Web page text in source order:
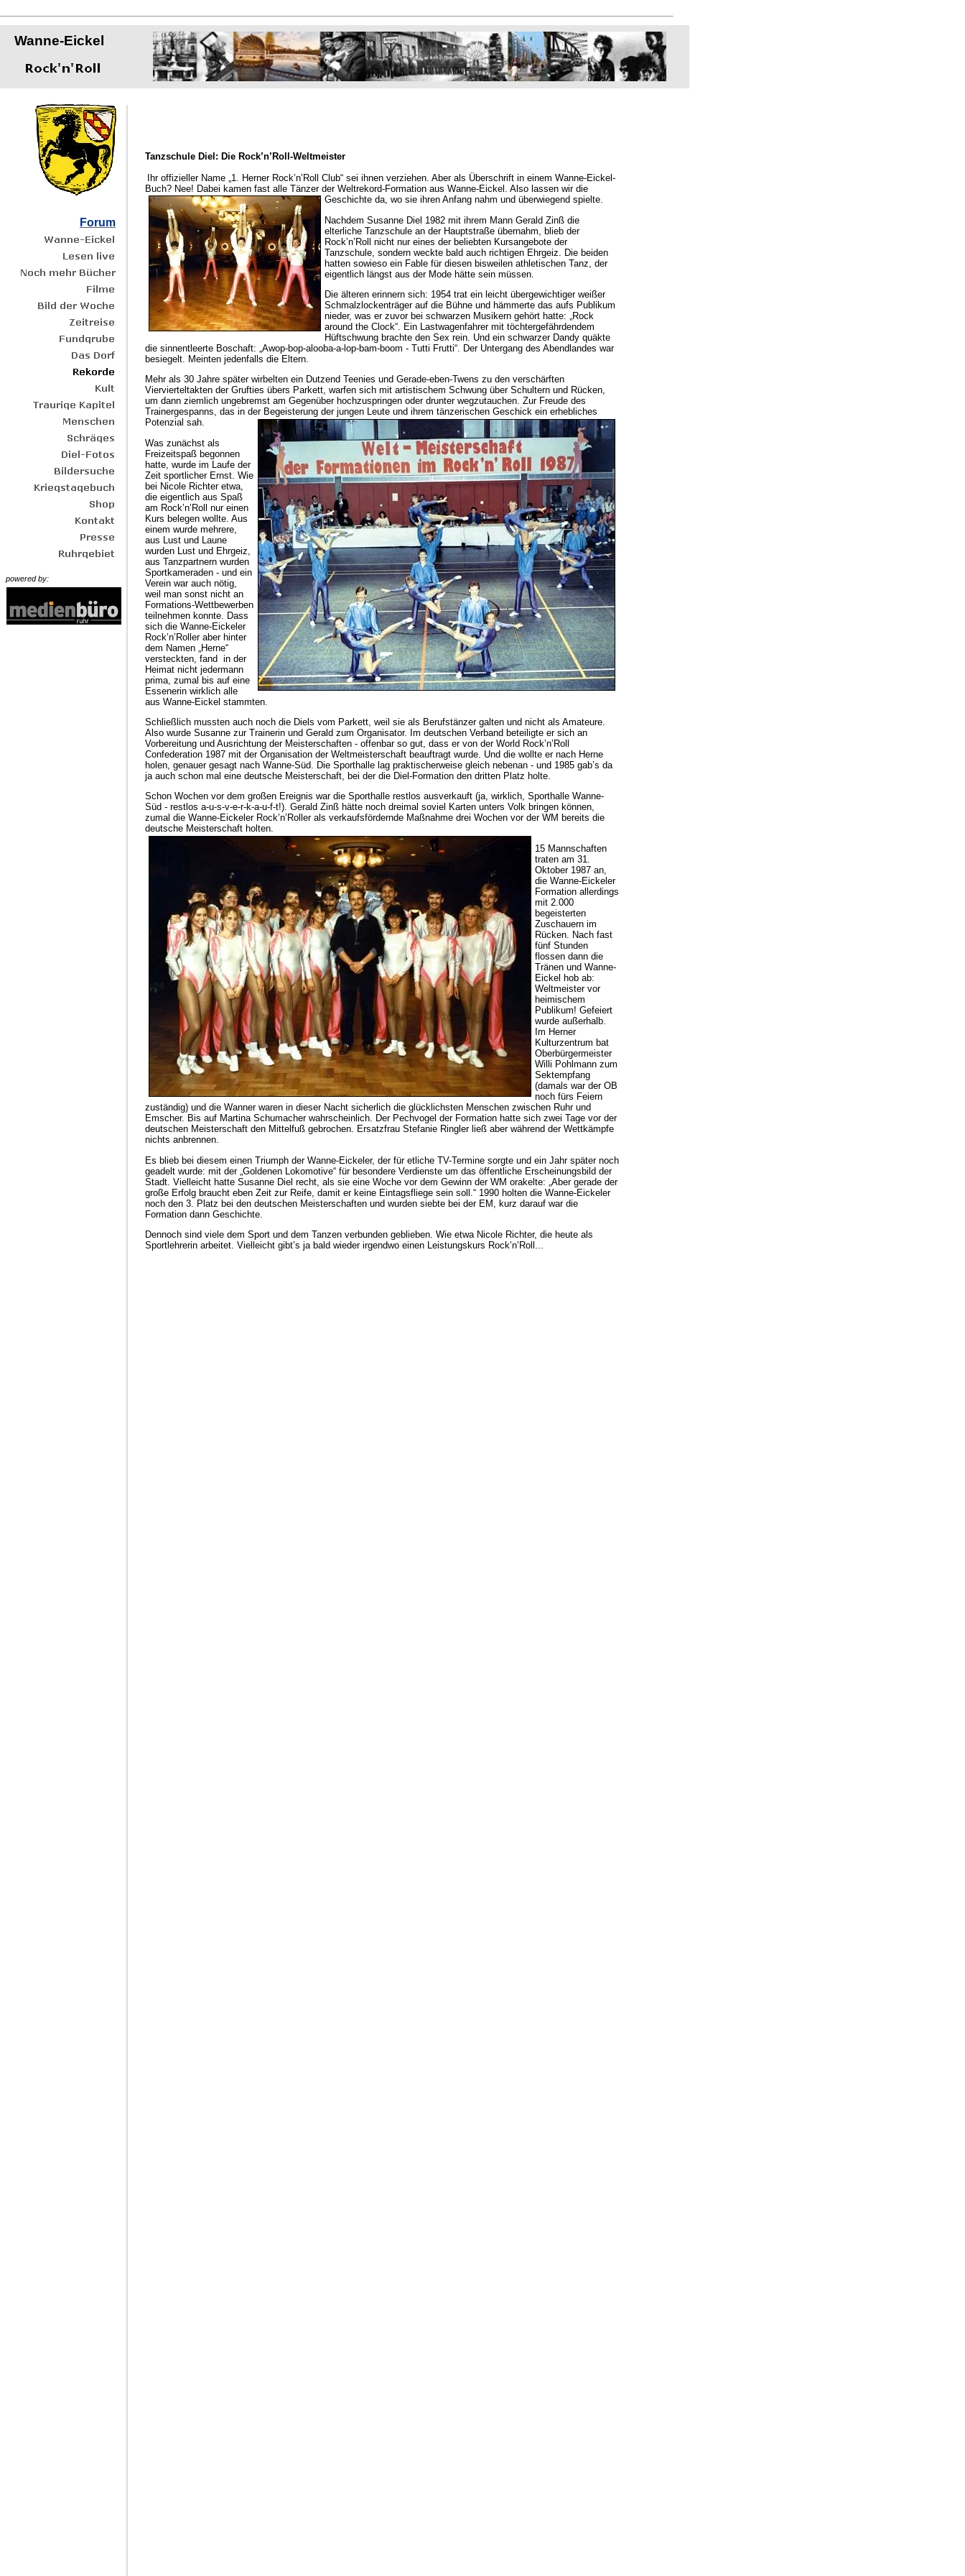
Tanzschule Diel: Die Rock’n’Roll-Weltmeister
Ihr offizieller Name „1. Herner Rock’n’Roll Club“ sei ihnen verziehen. Aber als Überschrift in einem Wanne-Eickel-
Buch? Nee! Dabei kamen fast alle Tänzer der Weltrekord-Formation aus Wanne-Eickel. Also lassen wir die
Geschichte da, wo sie ihren Anfang nahm und überwiegend spielte.
Nachdem Susanne Diel 1982 mit ihrem Mann Gerald Zinß die
elterliche Tanzschule an der Hauptstraße übernahm, blieb der
Rock’n’Roll nicht nur eines der beliebten Kursangebote der
Tanzschule, sondern weckte bald auch richtigen Ehrgeiz. Die beiden
hatten sowieso ein Fable für diesen bisweilen athletischen Tanz, der
eigentlich längst aus der Mode hätte sein müssen.
Die älteren erinnern sich: 1954 trat ein leicht übergewichtiger weißer
Schmalzlockenträger auf die Bühne und hämmerte das aufs Publikum
nieder, was er zuvor bei schwarzen Musikern gehört hatte: „Rock
around the Clock“. Ein Lastwagenfahrer mit töchtergefährdendem
Hüftschwung brachte den Sex rein. Und ein schwarzer Dandy quäkte
die sinnentleerte Boschaft: „Awop-bop-alooba-a-lop-bam-boom - Tutti Frutti“. Der Untergang des Abendlandes war
besiegelt. Meinten jedenfalls die Eltern.
Mehr als 30 Jahre später wirbelten ein Dutzend Teenies und Gerade-eben-Twens zu den verschärften
Viervierteltakten der Grufties übers Parkett, warfen sich mit artistischem Schwung über Schultern und Rücken,
um dann ziemlich ungebremst am Gegenüber hochzuspringen oder drunter wegzutauchen. Zur Freude des
Trainergespanns, das in der Begeisterung der jungen Leute und ihrem tänzerischen Geschick ein erhebliches
Potenzial sah.
Was zunächst als
Freizeitspaß begonnen
hatte, wurde im Laufe der
Zeit sportlicher Ernst. Wie
bei Nicole Richter etwa,
die eigentlich aus Spaß
am Rock’n’Roll nur einen
Kurs belegen wollte. Aus
einem wurde mehrere,
aus Lust und Laune
wurden Lust und Ehrgeiz,
aus Tanzpartnern wurden
Sportkameraden - und ein
Verein war auch nötig,
weil man sonst nicht an
Formations-Wettbewerben
teilnehmen konnte. Dass
sich die Wanne-Eickeler
Rock’n’Roller aber hinter
dem Namen „Herne“
versteckten, fand in der
Heimat nicht jedermann
prima, zumal bis auf eine
Essenerin wirklich alle
aus Wanne-Eickel stammten.
Schließlich mussten auch noch die Diels vom Parkett, weil sie als Berufstänzer galten und nicht als Amateure.
Also wurde Susanne zur Trainerin und Gerald zum Organisator. Im deutschen Verband beteiligte er sich an
Vorbereitung und Ausrichtung der Meisterschaften - offenbar so gut, dass er von der World Rock’n’Roll
Confederation 1987 mit der Organisation der Weltmeisterschaft beauftragt wurde. Und die wollte er nach Herne
holen, genauer gesagt nach Wanne-Süd. Die Sporthalle lag praktischerweise gleich nebenan - und 1985 gab’s da
ja auch schon mal eine deutsche Meisterschaft, bei der die Diel-Formation den dritten Platz holte.
Schon Wochen vor dem großen Ereignis war die Sporthalle restlos ausverkauft (ja, wirklich, Sporthalle Wanne-
Süd - restlos a-u-s-v-e-r-k-a-u-f-t!). Gerald Zinß hätte noch dreimal soviel Karten unters Volk bringen können,
zumal die Wanne-Eickeler Rock’n’Roller als verkaufsfördernde Maßnahme drei Wochen vor der WM bereits die
deutsche Meisterschaft holten.
15 Mannschaften
traten am 31.
Oktober 1987 an,
die Wanne-Eickeler
Formation allerdings
mit 2.000
begeisterten
Zuschauern im
Rücken. Nach fast
fünf Stunden
flossen dann die
Tränen und Wanne-
Eickel hob ab:
Weltmeister vor
heimischem
Publikum! Gefeiert
wurde außerhalb.
Im Herner
Kulturzentrum bat
Oberbürgermeister
Willi Pohlmann zum
Sektempfang
(damals war der OB
noch fürs Feiern
zuständig) und die Wanner waren in dieser Nacht sicherlich die glücklichsten Menschen zwischen Ruhr und
Emscher. Bis auf Martina Schumacher wahrscheinlich. Der Pechvogel der Formation hatte sich zwei Tage vor der
deutschen Meisterschaft den Mittelfuß gebrochen. Ersatzfrau Stefanie Ringler ließ aber während der Wettkämpfe
nichts anbrennen.
Es blieb bei diesem einen Triumph der Wanne-Eickeler, der für etliche TV-Termine sorgte und ein Jahr später noch
geadelt wurde: mit der „Goldenen Lokomotive“ für besondere Verdienste um das öffentliche Erscheinungsbild der
Stadt. Vielleicht hatte Susanne Diel recht, als sie eine Woche vor dem Gewinn der WM orakelte: „Aber gerade der
große Erfolg braucht eben Zeit zur Reife, damit er keine Eintagsfliege sein soll.“ 1990 holten die Wanne-Eickeler
noch den 3. Platz bei den deutschen Meisterschaften und wurden siebte bei der EM, kurz darauf war die
Formation dann Geschichte.
Dennoch sind viele dem Sport und dem Tanzen verbunden geblieben. Wie etwa Nicole Richter, die heute als
Sportlehrerin arbeitet. Vielleicht gibt’s ja bald wieder irgendwo einen Leistungskurs Rock’n’Roll...
powered by:
Forum
Wanne-Eickel